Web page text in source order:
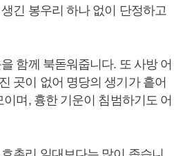
긴 봉우리 하나 없이 단정하고
함께 북돋워줍니다. 또 사방 어
곳이 없어 명당의 생기가 흩어
며, 흉한 기운이 침범하기도 어